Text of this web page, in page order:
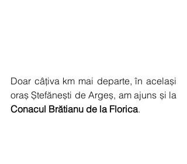
Doar câțiva km mai departe, în același
Conacul Brătianu de la Florica.